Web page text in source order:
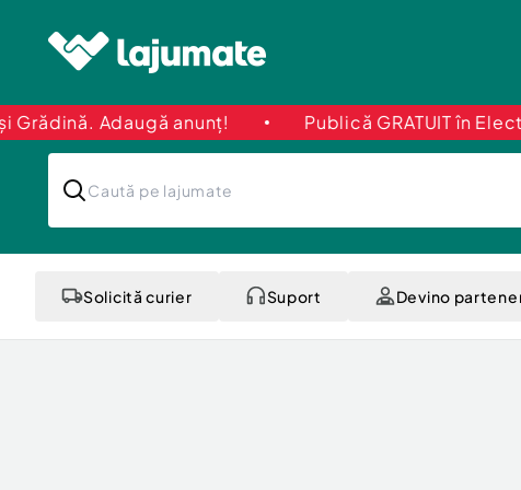
anunț! Publică GRATUIT în Electronice și
Solicită curier Suport Devino